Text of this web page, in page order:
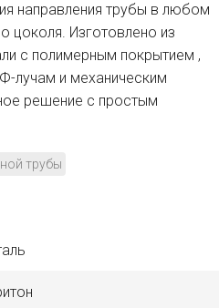
направления трубы в любом
цоколя. Изготовлено из
с полимерным покрытием ,
лучам и механическим
решение с простым
трубы